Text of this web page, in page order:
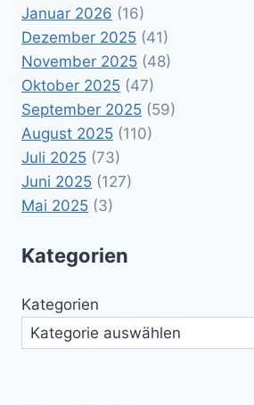
Januar 2026 (16)
Dezember 2025 (41)
November 2025 (48)
Oktober 2025 (47)
September 2025 (59)
August 2025 (110)
Juli 2025 (73)
Juni 2025 (127)
Mai 2025 (3)
Kategorien
Kategorien